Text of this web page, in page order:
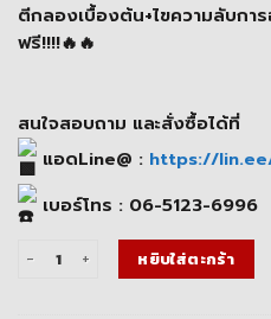
ตีกลองเบื้องต้น+ไขความลับกา
ฟรี!!!!🔥🔥
สนใจสอบถาม และสั่งซื้อได้ที่
แอดLine@ : https://
เบอร์โทร : 06-5123-6996
จำนวน กลองชุด Mapex Comet ครบเซ็
หยิบใส่ตะกร้า